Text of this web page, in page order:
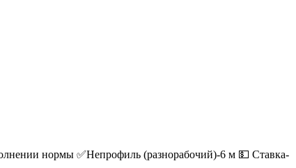
нормы ✅Непрофиль (разнорабочий)-6 м 💵 Ставка-